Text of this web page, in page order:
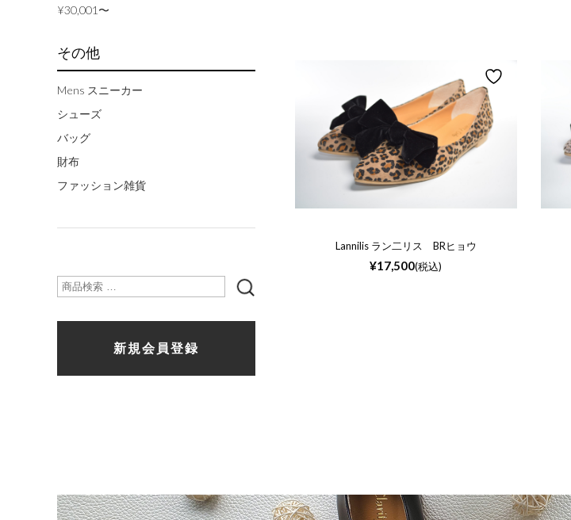
¥30,001〜
その他
Mens スニーカー
シューズ
バッグ
財布
ファッション雑貨
新規会員登録
Lannilis ラン二リス BRヒョウ
¥17,500(税込)